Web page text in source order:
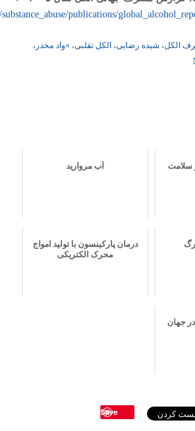
publications/
الکل، شیده رضایی، الکل تقلبی، »واد مخدر،
سلامت آب مروارید
درمان پارکینسون با تولید امواج
محرک الکتریکی
در جهان
Save